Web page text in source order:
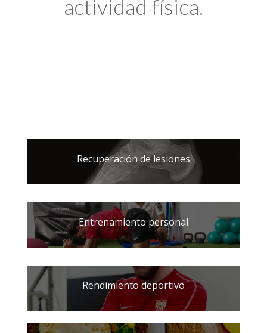
actividad física.
Recuperación de lesiones
Entrenamiento personal
Rendimiento deportivo